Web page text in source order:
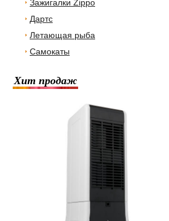
Зажигалки Zippo
Дартс
Летающая рыба
Самокаты
Хит продаж